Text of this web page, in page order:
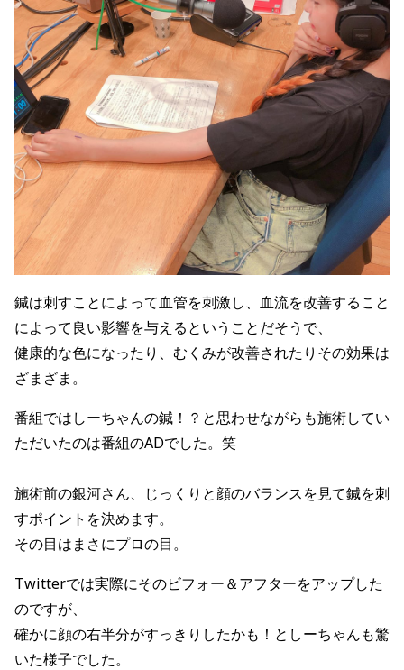
鍼は刺すことによって血管を刺激し、血流を改善すること
によって良い影響を与えるということだそうで、
健康的な色になったり、むくみが改善されたりその効果は
ざまざま。
番組ではしーちゃんの鍼！？と思わせながらも施術してい
ただいたのは番組のADでした。笑
施術前の銀河さん、じっくりと顔のバランスを見て鍼を刺
すポイントを決めます。
その目はまさにプロの目。
Twitterでは実際にそのビフォー＆アフターをアップした
のですが、
確かに顔の右半分がすっきりしたかも！としーちゃんも驚
いた様子でした。